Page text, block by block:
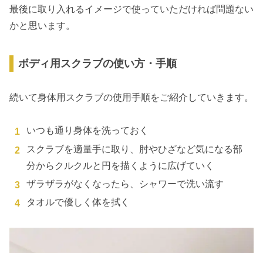
最後に取り入れるイメージで使っていただければ問題ない
かと思います。
ボディ用スクラブの使い方・手順
続いて身体用スクラブの使用手順をご紹介していきます。
いつも通り身体を洗っておく
スクラブを適量手に取り、肘やひざなど気になる部
分からクルクルと円を描くように広げていく
ザラザラがなくなったら、シャワーで洗い流す
タオルで優しく体を拭く